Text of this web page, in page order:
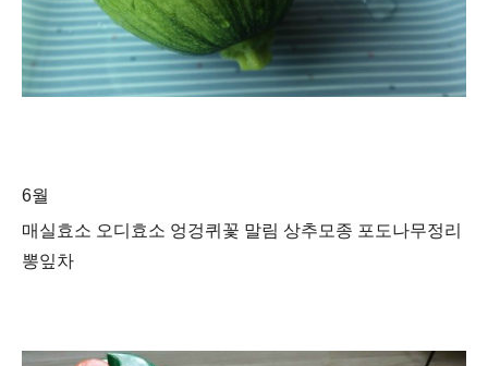
6월
매실효소 오디효소 엉겅퀴꽃 말림 상추모종 포도나무정리
뽕잎차